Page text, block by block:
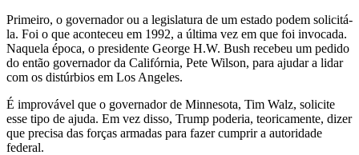
Primeiro, o governador ou a legislatura de um estado podem solicitá-
la. Foi o que aconteceu em 1992, a última vez em que foi invocada.
Naquela época, o presidente George H.W. Bush recebeu um pedido
do então governador da Califórnia, Pete Wilson, para ajudar a lidar
com os distúrbios em Los Angeles.
É improvável que o governador de Minnesota, Tim Walz, solicite
esse tipo de ajuda. Em vez disso, Trump poderia, teoricamente, dizer
que precisa das forças armadas para fazer cumprir a autoridade
federal.